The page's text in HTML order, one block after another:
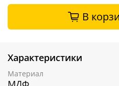
В
Характеристики
Материал